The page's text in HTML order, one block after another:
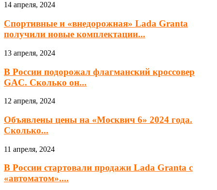
14 апреля, 2024
Спортивные и «внедорожная» Lada Granta
получили новые комплектации...
13 апреля, 2024
В России подорожал флагманский кроссовер
GAC. Сколько он...
12 апреля, 2024
Объявлены цены на «Москвич 6» 2024 года.
Сколько...
11 апреля, 2024
В России стартовали продажи Lada Granta с
«автоматом»....